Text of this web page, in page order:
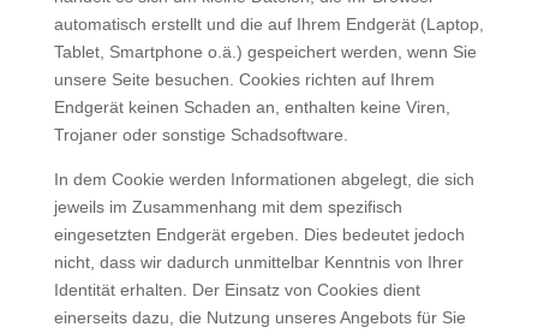
automatisch erstellt und die auf Ihrem Endgerät (Laptop,
Tablet, Smartphone o.ä.) gespeichert werden, wenn Sie
unsere Seite besuchen. Cookies richten auf Ihrem
Endgerät keinen Schaden an, enthalten keine Viren,
Trojaner oder sonstige Schadsoftware.
In dem Cookie werden Informationen abgelegt, die sich
jeweils im Zusammenhang mit dem spezifisch
eingesetzten Endgerät ergeben. Dies bedeutet jedoch
nicht, dass wir dadurch unmittelbar Kenntnis von Ihrer
Identität erhalten. Der Einsatz von Cookies dient
einerseits dazu, die Nutzung unseres Angebots für Sie